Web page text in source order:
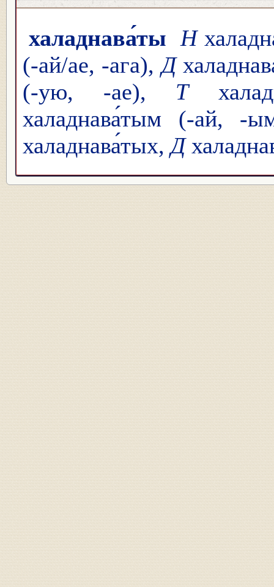
халаднава́ты Н
(-ай/ае, -ага),Д
(-ую, -ае), Т
халаднава́тым (-ай, -
халаднава́тых,Д